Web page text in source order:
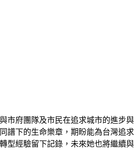
市府團隊及市民在追求城市的進步與
譜下的生命樂章，期盼能為台灣追求
型經驗留下記錄，未來她也將繼續與